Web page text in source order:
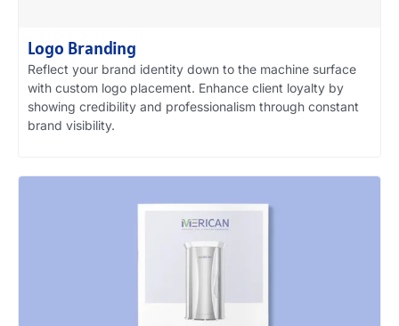
Logo Branding
Reflect your brand identity down to the machine surface
with custom logo placement. Enhance client loyalty by
showing credibility and professionalism through constant
brand visibility.